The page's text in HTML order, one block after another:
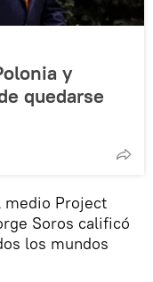
y
quedarse
medio Project
Soros calificó
los mundos